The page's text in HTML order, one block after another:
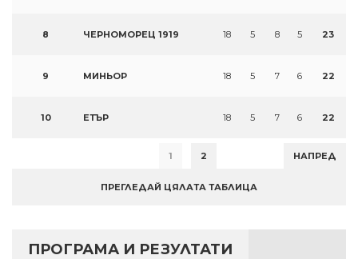
8 ЧЕРНОМОРЕЦ 1919 18 5 8 5 23
9 МИНЬОР 18 5 7 6 22
10 ЕТЪР 18 5 7 6 22
1 2 НАПРЕД
ПРЕГЛЕДАЙ ЦЯЛАТА ТАБЛИЦА
ПРОГРАМА И РЕЗУЛТАТИ